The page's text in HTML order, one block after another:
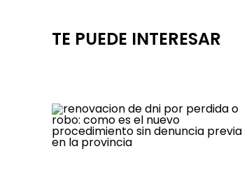
TE PUEDE INTERESAR